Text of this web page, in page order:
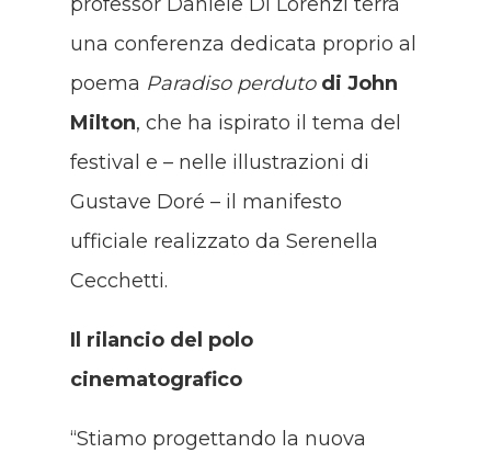
una conferenza dedicata proprio al
poema Paradiso perduto di John
Milton, che ha ispirato il tema del
festival e – nelle illustrazioni di
Gustave Doré – il manifesto
ufficiale realizzato da Serenella
Cecchetti.
Il rilancio del polo
cinematografico
“Stiamo progettando la nuova